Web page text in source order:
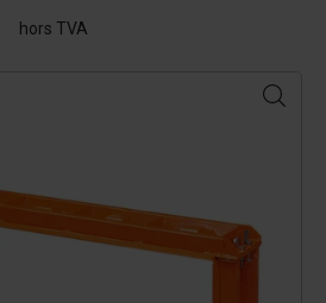
hors TVA